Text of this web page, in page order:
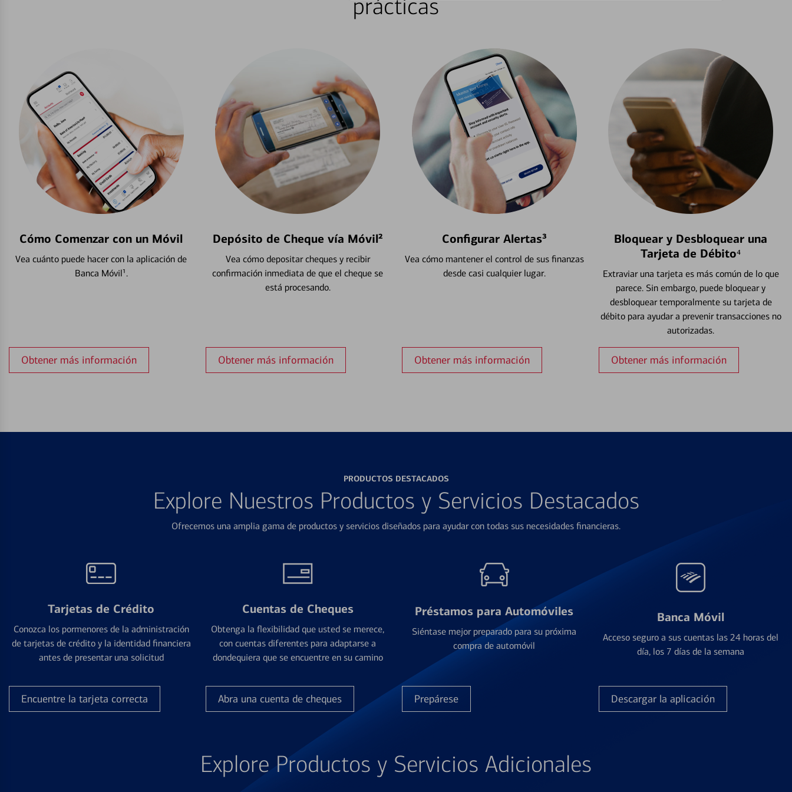
prácticas
Cómo Comenzar con un Móvil
Vea cuánto puede hacer con la aplicación de
Banca Móvil¹.
Obtener más información
Depósito de Cheque vía Móvil²
Vea cómo depositar cheques y recibir
confirmación inmediata de que el cheque se
está procesando.
Obtener más información
Configurar Alertas³
Vea cómo mantener el control de sus finanzas
desde casi cualquier lugar.
Obtener más información
Bloquear y Desbloquear una
Tarjeta de Débito⁴
Extraviar una tarjeta es más común de lo que
parece. Sin embargo, puede bloquear y
desbloquear temporalmente su tarjeta de
débito para ayudar a prevenir transacciones no
autorizadas.
Obtener más información
PRODUCTOS DESTACADOS
Explore Nuestros Productos y Servicios Destacados
Ofrecemos una amplia gama de productos y servicios diseñados para ayudar con todas sus necesidades financieras.
Tarjetas de Crédito
Conozca los pormenores de la administración
de tarjetas de crédito y la identidad financiera
antes de presentar una solicitud
Encuentre la tarjeta correcta
Cuentas de Cheques
Obtenga la flexibilidad que usted se merece,
con cuentas diferentes para adaptarse a
dondequiera que se encuentre en su camino
Abra una cuenta de cheques
Préstamos para Automóviles
Siéntase mejor preparado para su próxima
compra de automóvil
Prepárese
Banca Móvil
Acceso seguro a sus cuentas las 24 horas del
día, los 7 días de la semana
Descargar la aplicación
Explore Productos y Servicios Adicionales